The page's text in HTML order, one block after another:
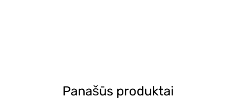
Panašūs produktai